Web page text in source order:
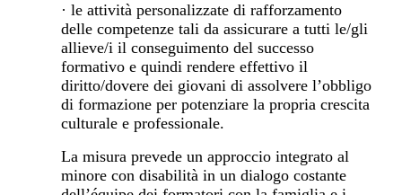
· le attività personalizzate di rafforzamento
delle competenze tali da assicurare a tutti le/gli
allieve/i il conseguimento del successo
formativo e quindi rendere effettivo il
diritto/dovere dei giovani di assolvere l’obbligo
di formazione per potenziare la propria crescita
culturale e professionale.
La misura prevede un approccio integrato al
minore con disabilità in un dialogo costante